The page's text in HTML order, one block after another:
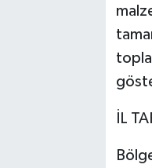
İL